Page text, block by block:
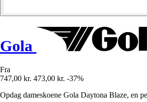
Gola
Fra
747,00 kr. 473,00 kr. -37%
Opdag dameskoene Gola Daytona Blaze, en